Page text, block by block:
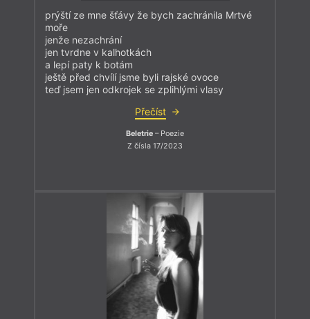
prýští ze mne šťávy že bych zachránila Mrtvé
moře
jenže nezachrání
jen tvrdne v kalhotkách
a lepí paty k botám
ještě před chvílí jsme byli rajské ovoce
teď jsem jen odkrojek se zplihlými vlasy
Přečíst
Beletrie – Poezie
Z čísla 17/2023